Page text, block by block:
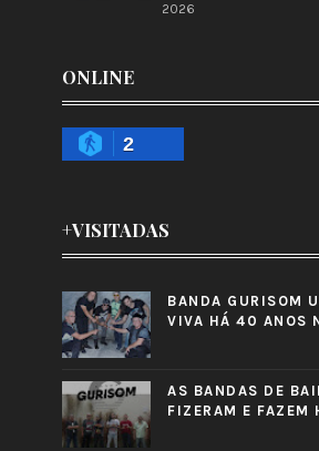
2026
ONLINE
2
+VISITADAS
BANDA GURISOM
VIVA HÁ 40 ANOS
AS BANDAS DE
FIZERAM E FAZEM